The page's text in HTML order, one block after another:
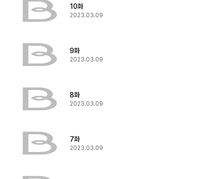
10화
2023.03.09
9화
2023.03.09
8화
2023.03.09
7화
2023.03.09